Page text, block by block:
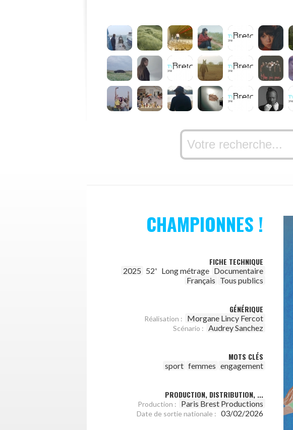
CHAMPIONNES !
FICHE TECHNIQUE
2025 52' Long métrage Documentaire
Français Tous publics
GÉNÉRIQUE
Réalisation : Morgane Lincy Fercot
Scénario : Audrey Sanchez
MOTS CLÉS
sport femmes engagement
PRODUCTION, DISTRIBUTION, ...
Production : Paris Brest Productions
Date de sortie nationale : 03/02/2026